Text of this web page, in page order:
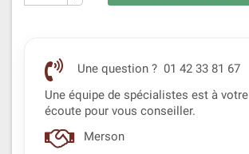
Une question ? 01 42 33 81 67
Une équipe de spécialistes est à votre
écoute pour vous conseiller.
Merson